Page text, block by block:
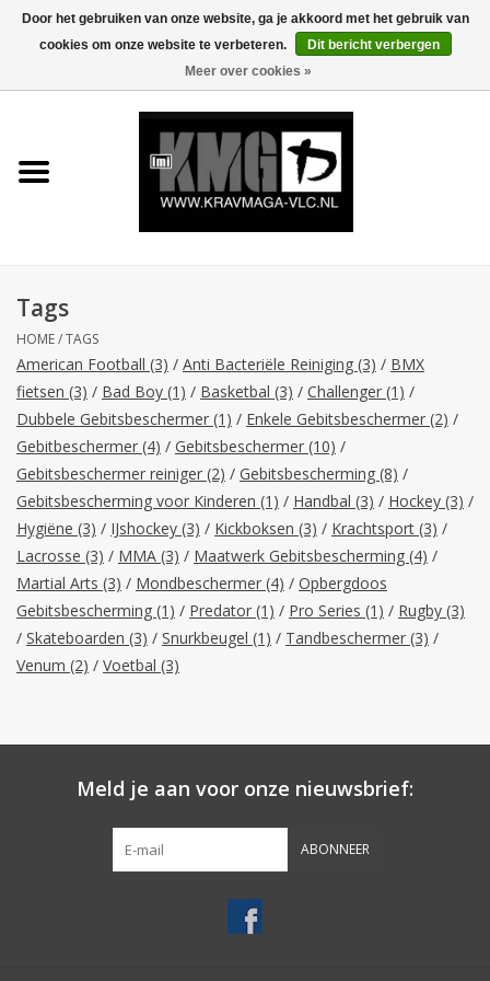
0 Artikelen - €0,00
Krav Maga Kleding
Kids Krav Maga
Sale
Merken
Tags
HOME/TAGS
American Football (3) / Anti Bacteriële Reiniging (3) / BMX
fietsen (3) / Bad Boy (1) / Basketbal (3) / Challenger (1) /
Dubbele Gebitsbeschermer (1) / Enkele Gebitsbeschermer (2) /
Gebitbeschermer (4) / Gebitsbeschermer (10) /
Gebitsbeschermer reiniger (2) / Gebitsbescherming (8) /
Gebitsbescherming voor Kinderen (1) / Handbal (3) / Hockey (3) /
Hygiëne (3) / IJshockey (3) / Kickboksen (3) / Krachtsport (3) /
Lacrosse (3) / MMA (3) / Maatwerk Gebitsbescherming (4) /
Martial Arts (3) / Mondbeschermer (4) / Opbergdoos
Gebitsbescherming (1) / Predator (1) / Pro Series (1) / Rugby (3)
/ Skateboarden (3) / Snurkbeugel (1) / Tandbeschermer (3) /
Venum (2) / Voetbal (3)
Meld je aan voor onze nieuwsbrief:
ABONNEER
Door het gebruiken van onze website, ga je akkoord met het gebruik van
cookies om onze website te verbeteren.
Dit bericht verbergen
Meer over cookies »